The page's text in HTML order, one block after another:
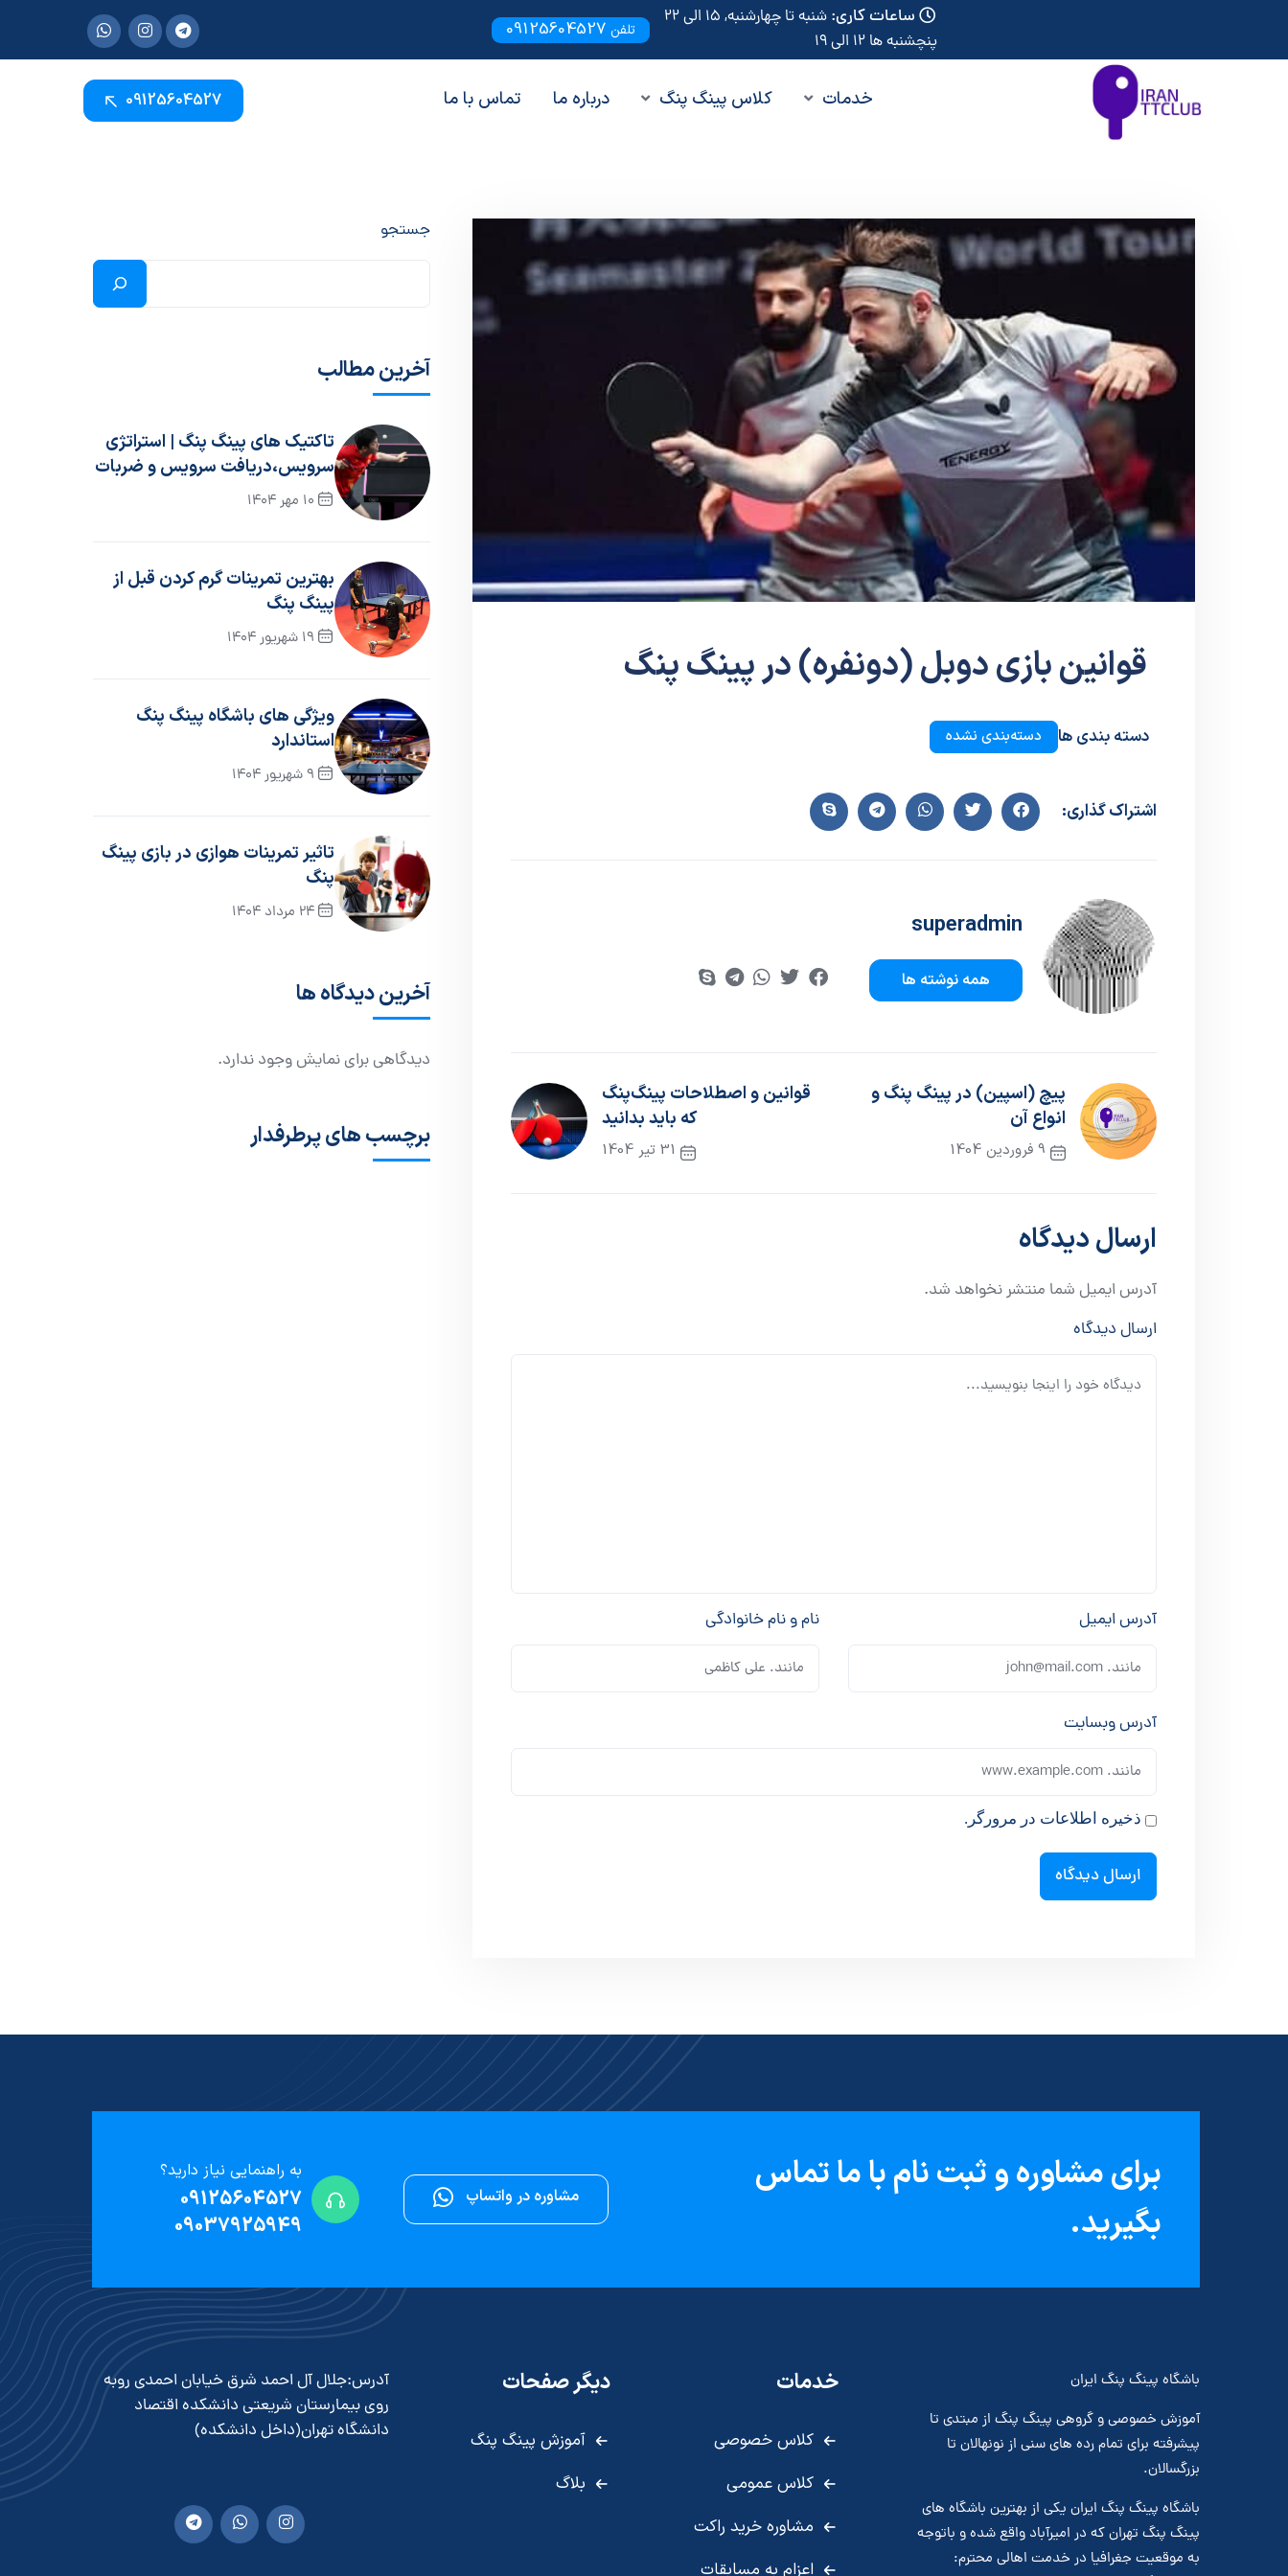
ساعات کاری: شنبه تا چهارشنبه, 15 الی 22
پنچشنبه ها 12 الی 19
تلفن
خدمات کلاس پینگ پنگ درباره ما تماس با ما 09125604527
قوانین بازی دوبل (دونفره) در پینگ پنگ
دسته بندی ها دسته‌بندی نشده
اشتراک گذاری:
superadmin
همه نوشته ها
پیچ (اسپین) در پینگ پنگ و
انواع آن
9 فروردین 1404
قوانین و اصطلاحات پینگ‌پنگ
که باید بدانید
31 تیر 1404
ارسال دیدگاه
آدرس ایمیل شما منتشر نخواهد شد.
ارسال دیدگاه
نام و نام خانوادگی آدرس ایمیل
آدرس وبسایت
ذخیره اطلاعات در مرورگر.
جستجو
آخرین مطالب
تاکتیک های پینگ پنگ | استراتژی
سرویس،دریافت سرویس و ضربات
با اسپین
10 مهر 1404
بهترین تمرینات گرم کردن قبل از
پینگ پنگ
19 شهریور 1404
ویژگی های باشگاه پینگ پنگ
استاندارد
9 شهریور 1404
تاثیر تمرینات هوازی در بازی پینگ
پنگ
24 مرداد 1404
آخرین دیدگاه ها
دیدگاهی برای نمایش وجود ندارد.
برچسب های پرطرفدار
برای مشاوره و ثبت نام با ما تماس
بگیرید.
مشاوره در واتساپ
به راهنمایی نیاز دارید؟
09125604527
09037925949
باشگاه پینگ پنگ ایران
آموزش خصوصی و گروهی پینگ پنگ از مبتدی تا
پیشرفته برای تمام رده های سنی از نونهالان تا
بزرگسالان.
باشگاه پینگ پنگ ایران یکی از بهترین باشگاه های
پینگ پنگ تهران که در امیرآباد واقع شده و باتوجه
به موقعیت جغرافیا در خدمت اهالی محترم:
خدمات
کلاس خصوصی
کلاس عمومی
مشاوره خرید راکت
اعزام به مسابقات
دیگر صفحات
آموزش پینگ پنگ
بلاگ
آدرس:جلال آل احمد شرق خیابان احمدی روبه
روی بیمارستان شریعتی دانشکده اقتصاد
دانشگاه تهران(داخل دانشکده)